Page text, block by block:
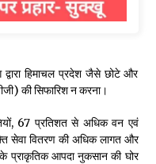
हिमाचल प्रदेश जैसे छोटे और
की सिफारिश न करना।
67 प्रतिशत से अधिक वन एवं
सेवा वितरण की अधिक लागत और
प्राकृतिक आपदा नुकसान की घोर